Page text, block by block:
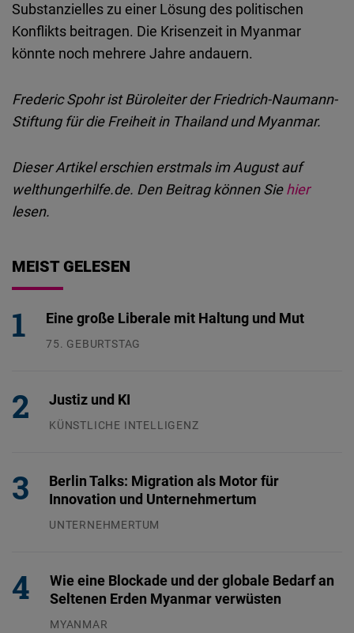
Substanzielles zu einer Lösung des politischen
Konflikts beitragen. Die Krisenzeit in Myanmar
könnte noch mehrere Jahre andauern.
Frederic Spohr ist Büroleiter der Friedrich-Naumann-
Stiftung für die Freiheit in Thailand und Myanmar.
Dieser Artikel erschien erstmals im August auf
welthungerhilfe.de. Den Beitrag können Siehier
lesen.
MEIST GELESEN
Eine große Liberale mit Haltung und Mut
75. GEBURTSTAG
Justiz und KI
KÜNSTLICHE INTELLIGENZ
Berlin Talks: Migration als Motor für
Innovation und Unternehmertum
UNTERNEHMERTUM
Wie eine Blockade und der globale Bedarf an
Seltenen Erden Myanmar verwüsten
MYANMAR